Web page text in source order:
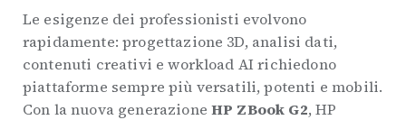
Le esigenze dei professionisti evolvono
rapidamente: progettazione 3D, analisi dati,
contenuti creativi e workload AI richiedono
piattaforme sempre più versatili, potenti e mobili.
Con la nuova generazioneHP ZBook G2, HP